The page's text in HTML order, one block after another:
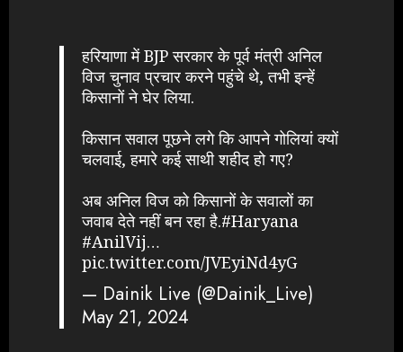
हरियाणा में BJP सरकार के पूर्व मंत्री अनिल
विज चुनाव प्रचार करने पहुंचे थे, तभी इन्हें
किसानों ने घेर लिया.
किसान सवाल पूछने लगे कि आपने गोलियां क्यों
चलवाई, हमारे कई साथी शहीद हो गए?
अब अनिल विज को किसानों के सवालों का
जवाब देते नहीं बन रहा है.#Haryana
#AnilVij…
pic.twitter.com/JVEyiNd4yG
— Dainik Live (@Dainik_Live)
May 21, 2024